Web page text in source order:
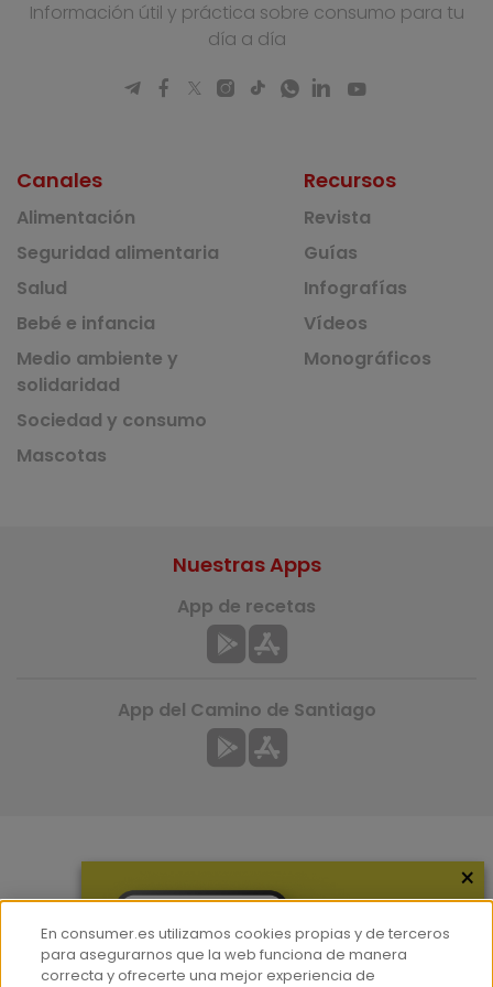
Información útil y práctica sobre consumo para tu
día a día
Canales
Alimentación
Seguridad alimentaria
Salud
Bebé e infancia
Medio ambiente y
solidaridad
Sociedad y consumo
Mascotas
Recursos
Revista
Guías
Infografías
Vídeos
Monográficos
Hemeroteca
Nuestras Apps
App de recetas
App del Camino de Santiago
×
En consumer.es utilizamos cookies propias y de terceros
para asegurarnos que la web funciona de manera
correcta y ofrecerte una mejor experiencia de